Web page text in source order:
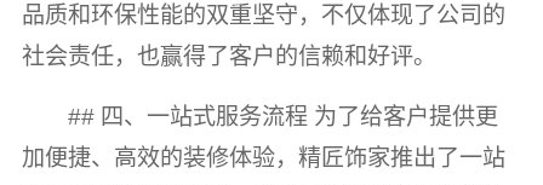
品质和环保性能的双重坚守，不仅体现了公司的
社会责任，也赢得了客户的信赖和好评。
## 四、一站式服务流程 为了给客户提供更
加便捷、高效的装修体验，精匠饰家推出了一站